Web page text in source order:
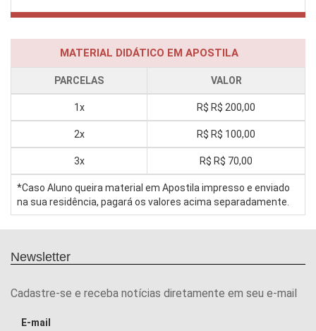
MATERIAL DIDÁTICO EM APOSTILA
PARCELAS VALOR
1x R$ R$ 200,00
2x R$ R$ 100,00
3x R$ R$ 70,00
*Caso Aluno queira material em Apostila impresso e enviado
na sua residência, pagará os valores acima separadamente.
Newsletter
Cadastre-se e receba notícias diretamente em seu e-mail
E-mail